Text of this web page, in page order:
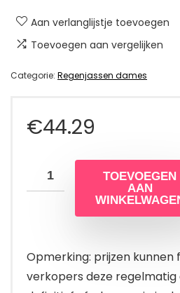
Aan verlanglijstje toevoegen
Toevoegen aan vergelijken
Categorie: Regenjassen dames
€44.29
TOEVOEGEN
AAN
Opmerking: prijzen
verkopers deze regelmatig